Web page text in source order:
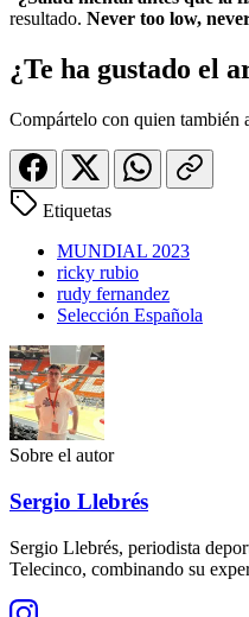
resultado. Never too low,
¿Te ha gustado el
Compártelo con quien también
Etiquetas
MUNDIAL 2023
ricky rubio
rudy fernandez
Selección Española
Sobre el autor
Sergio Llebrés
Sergio Llebrés, periodista
Telecinco, combinando su